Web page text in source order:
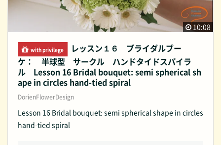
10:08
with privilege
レッスン１６ ブライダルブー
ケ： 半球型 サークル ハンドタイドスパイラ
ル Lesson 16 Bridal bouquet: semi spherical sh
ape in circles hand-tied spiral
DorienFlowerDesign
Lesson 16 Bridal bouquet: semi spherical shape in circles
hand-tied spiral